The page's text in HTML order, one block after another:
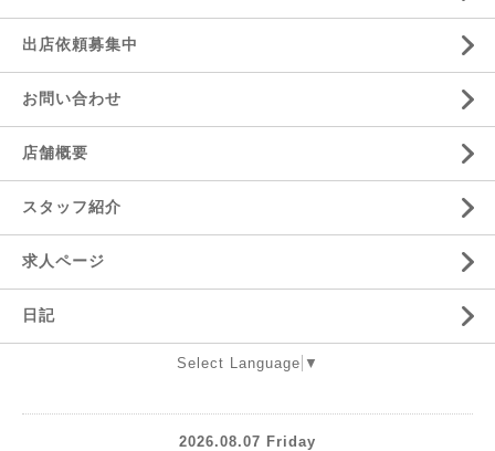
出店依頼募集中
お問い合わせ
店舗概要
スタッフ紹介
求人ページ
日記
Select Language ▼
2026.08.07 Friday